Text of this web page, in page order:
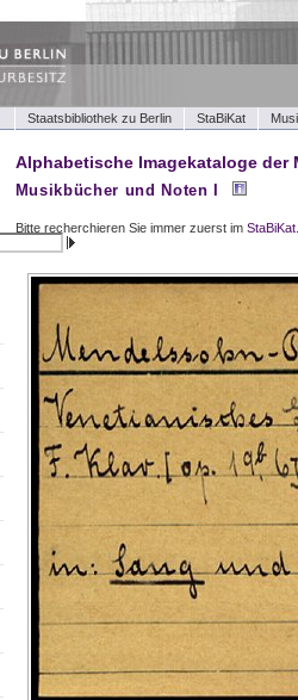
Staatsbibliothek zu Berlin StaBiKat
Alphabetische Imagekataloge der
Musikbücher und Noten I
Bitte recherchieren Sie immer zuerst im StaBiKat.